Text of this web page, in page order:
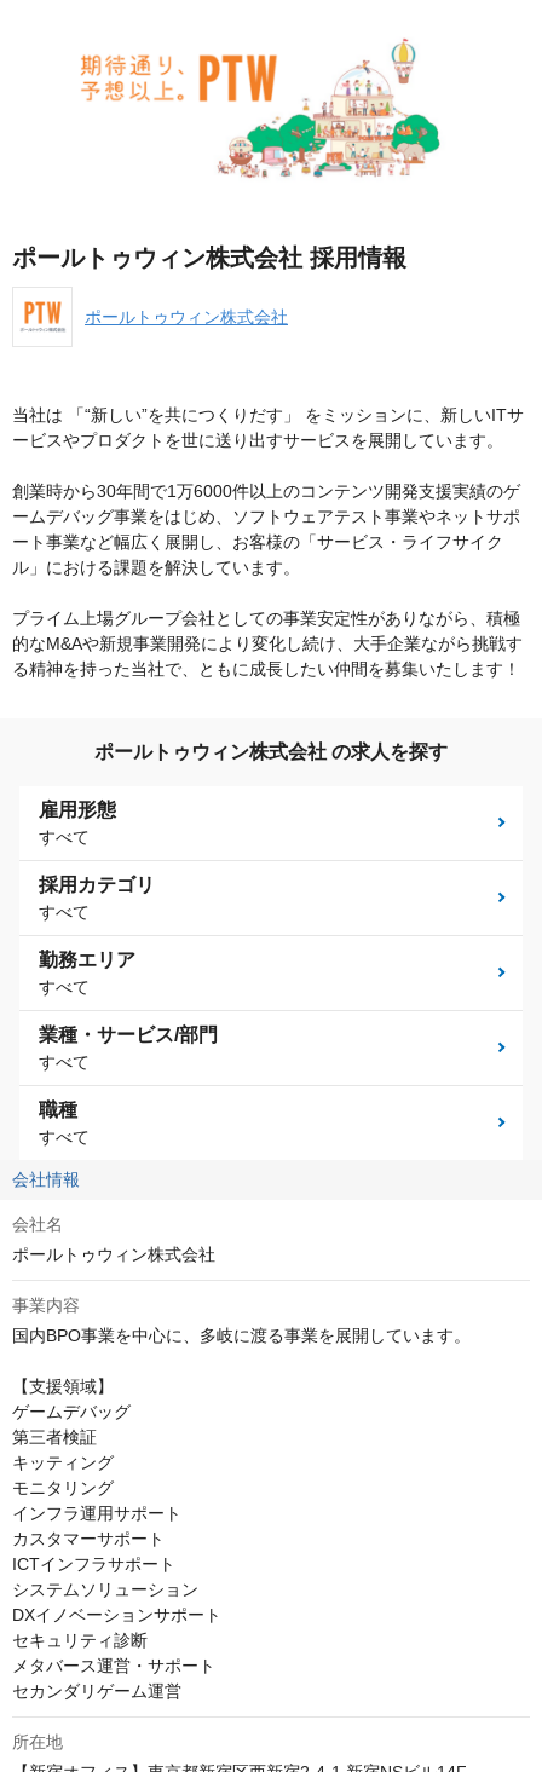
ポールトゥウィン株式会社 採用情報
ポールトゥウィン株式会社
当社は 「“新しい”を共につくりだす」 をミッションに、新しいITサ
ービスやプロダクトを世に送り出すサービスを展開しています。
創業時から30年間で1万6000件以上のコンテンツ開発支援実績のゲ
ームデバッグ事業をはじめ、ソフトウェアテスト事業やネットサポ
ート事業など幅広く展開し、お客様の「サービス・ライフサイク
ル」における課題を解決しています。
プライム上場グループ会社としての事業安定性がありながら、積極
的なM&Aや新規事業開発により変化し続け、大手企業ながら挑戦す
る精神を持った当社で、ともに成長したい仲間を募集いたします！
ポールトゥウィン株式会社 の求人を探す
雇用形態
すべて
採用カテゴリ
すべて
勤務エリア
すべて
業種・サービス/部門
すべて
職種
すべて
会社情報
会社名
ポールトゥウィン株式会社
事業内容
国内BPO事業を中心に、多岐に渡る事業を展開しています。
【支援領域】
ゲームデバッグ
第三者検証
キッティング
モニタリング
インフラ運用サポート
カスタマーサポート
ICTインフラサポート
システムソリューション
DXイノベーションサポート
セキュリティ診断
メタバース運営・サポート
セカンダリゲーム運営
所在地